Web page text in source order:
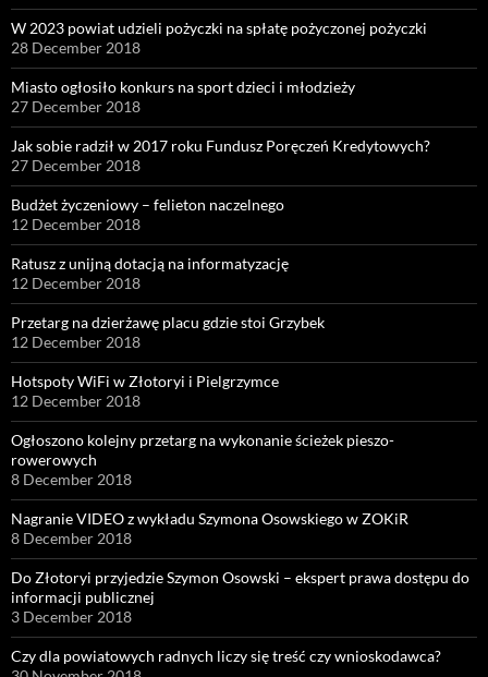
W 2023 powiat udzieli pożyczki na spłatę pożyczonej pożyczki
28 December 2018
Miasto ogłosiło konkurs na sport dzieci i młodzieży
27 December 2018
Jak sobie radził w 2017 roku Fundusz Poręczeń Kredytowych?
27 December 2018
Budżet życzeniowy – felieton naczelnego
12 December 2018
Ratusz z unijną dotacją na informatyzację
12 December 2018
Przetarg na dzierżawę placu gdzie stoi Grzybek
12 December 2018
Hotspoty WiFi w Złotoryi i Pielgrzymce
12 December 2018
Ogłoszono kolejny przetarg na wykonanie ścieżek pieszo-
rowerowych
8 December 2018
Nagranie VIDEO z wykładu Szymona Osowskiego w ZOKiR
8 December 2018
Do Złotoryi przyjedzie Szymon Osowski – ekspert prawa dostępu do
informacji publicznej
3 December 2018
Czy dla powiatowych radnych liczy się treść czy wnioskodawca?